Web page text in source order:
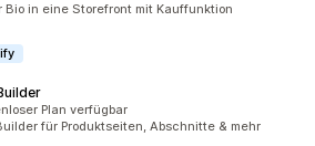
Bio in eine Storefront mit Kauffunktion
Plan verfügbar
für Produktseiten, Abschnitte & mehr